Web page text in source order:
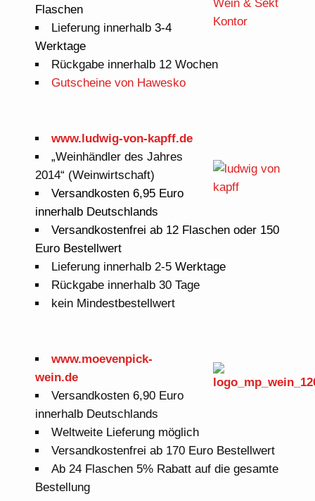
Flaschen
Lieferung innerhalb3-4
Werktage
Rückgabe innerhalb 12 Wochen
Gutscheine von Hawesko
www.ludwig-von-kapff.de
„Weinhändler des Jahres
2014“ (Weinwirtschaft)
Versandkosten 6,95 Euro
innerhalb Deutschlands
Versandkostenfrei ab 12 Flaschen oder 150
Euro Bestellwert
Lieferung innerhalb 2-5 Werktage
Rückgabe innerhalb 30 Tage
kein Mindestbestellwert
www.moevenpick-
wein.de
Versandkosten 6,90 Euro
innerhalb Deutschlands
Weltweite Lieferung möglich
Versandkostenfrei ab 170 Euro Bestellwert
Ab 24 Flaschen 5% Rabatt auf die gesamte
Bestellung